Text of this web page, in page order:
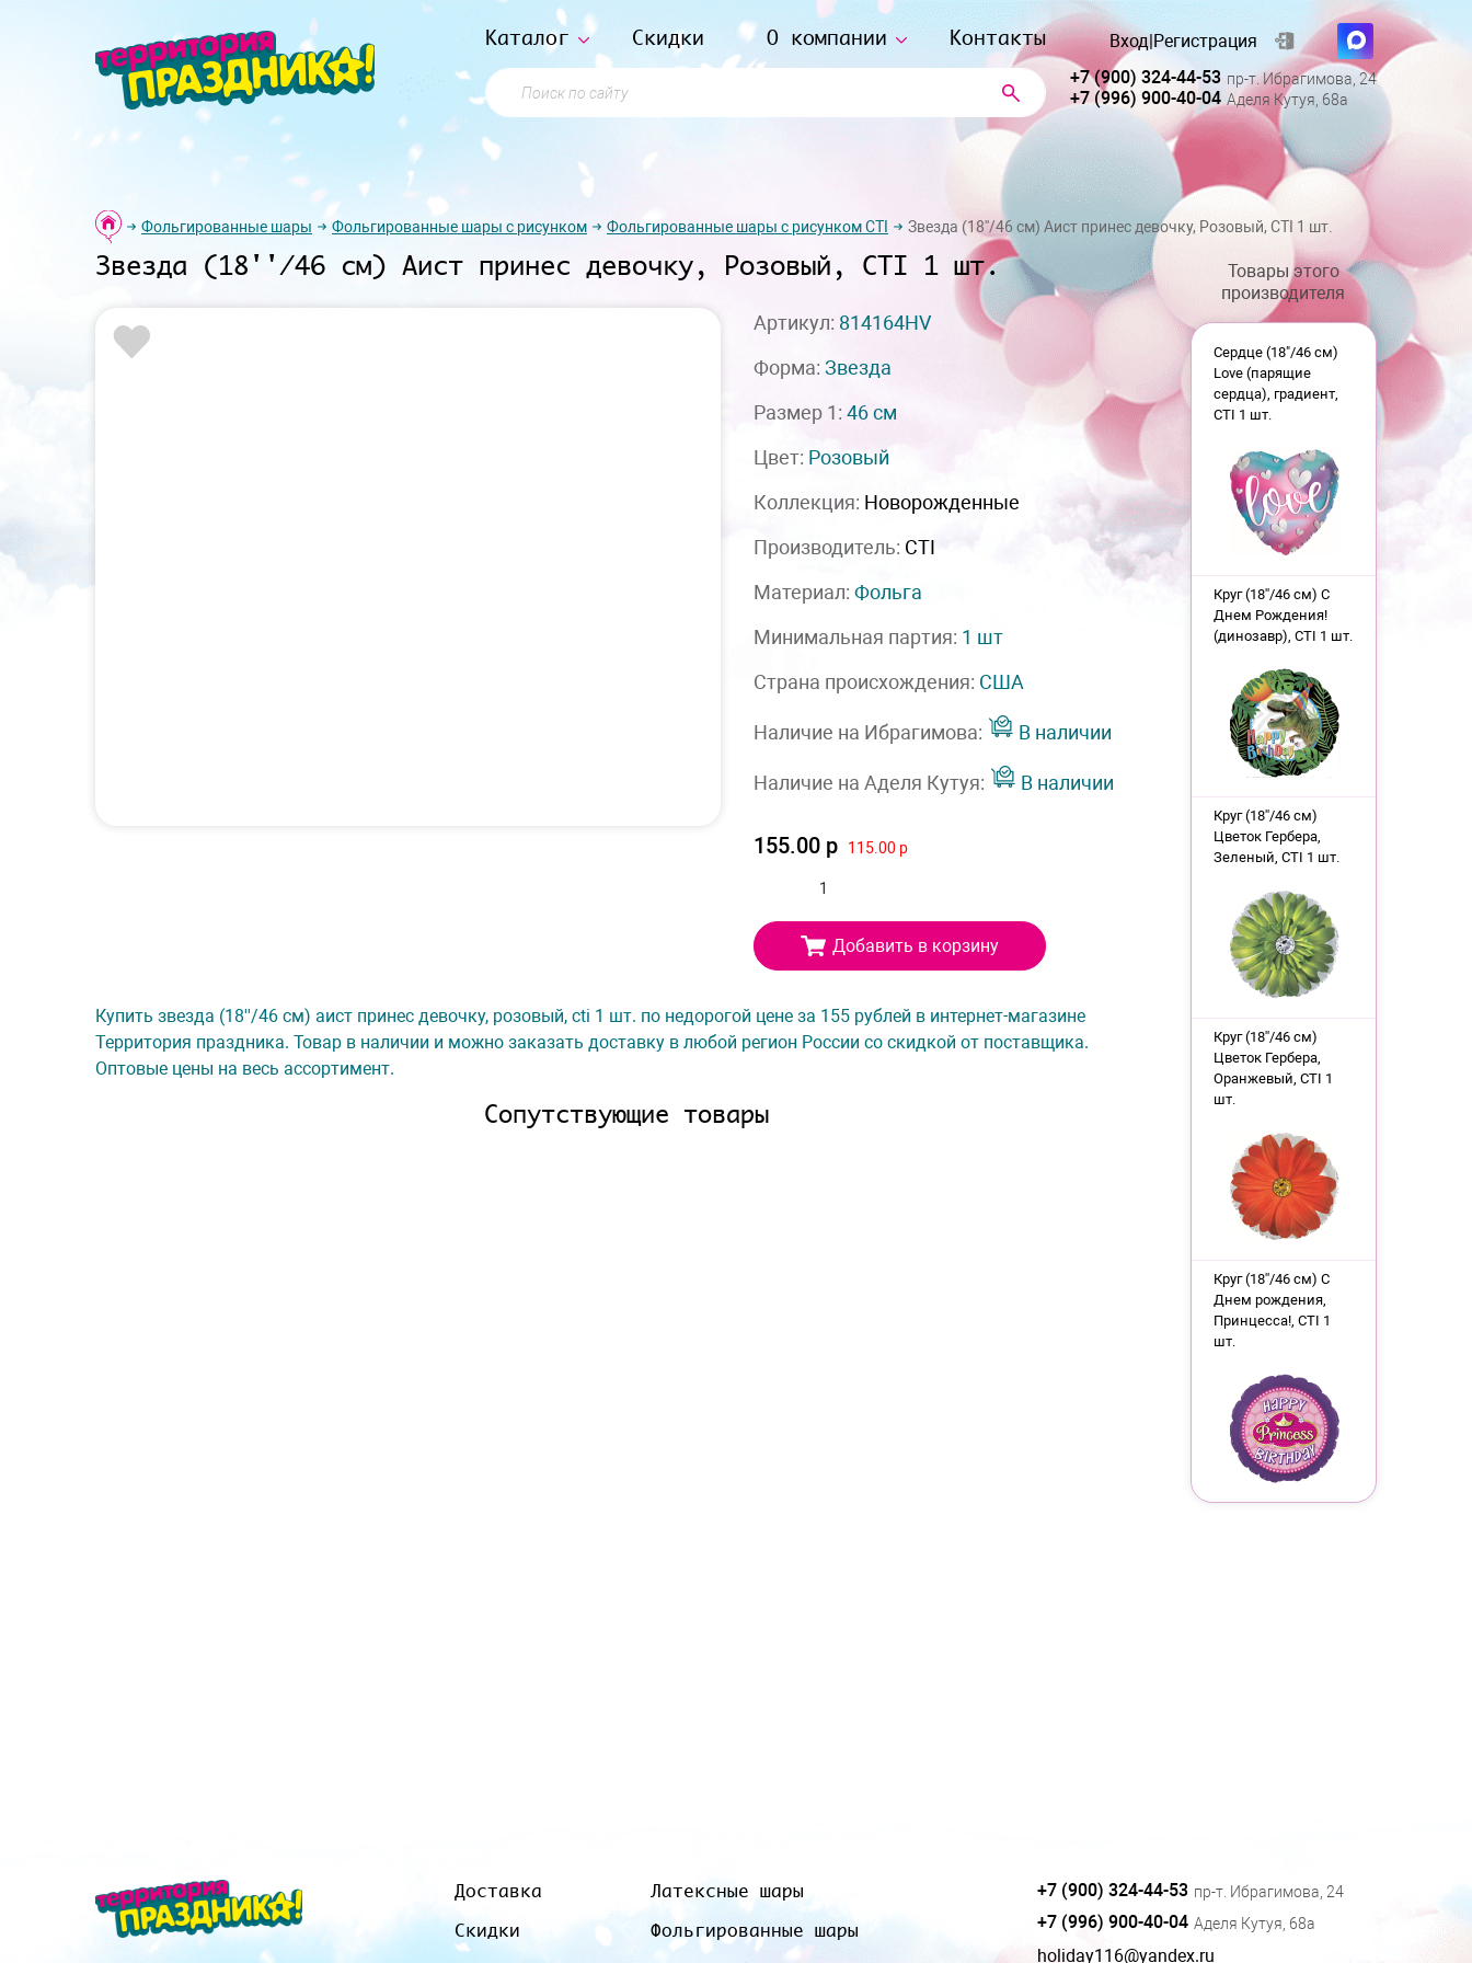
Каталог Скидки О компании Контакты
Поиск по сайту
Вход|Регистрация
+7 (900) 324-44-53 пр-т. Ибрагимова, 24
+7 (996) 900-40-04 Аделя Кутуя, 68а
Фольгированные шары Фольгированные шары с рисунком Фольгированные шары с рисунком СTI Звезда (18''/46 см) Аист принес девочку, Розовый, CTI 1 шт.
Звезда (18''/46 см) Аист принес девочку, Розовый, CTI 1 шт.
Артикул: 814164HV
Форма: Звезда
Размер 1: 46 см
Цвет: Розовый
Коллекция: Новорожденные
Производитель: CTI
Материал: Фольга
Минимальная партия: 1 шт
Страна происхождения: США
Наличие на Ибрагимова: В наличии
Наличие на Аделя Кутуя: В наличии
155.00 р 115.00 р
Добавить в корзину
Купить звезда (18''/46 см) аист принес девочку, розовый, cti 1 шт. по недорогой цене за 155 рублей в интернет-магазине
Территория праздника. Товар в наличии и можно заказать доставку в любой регион России со скидкой от поставщика.
Оптовые цены на весь ассортимент.
Сопутствующие товары
Товары этого
производителя
Сердце (18"/46 см)
Love (парящие
сердца), градиент,
CTI 1 шт.
Круг (18''/46 см) С
Днем Рождения!
(динозавр), CTI 1 шт.
Круг (18''/46 см)
Цветок Гербера,
Зеленый, CTI 1 шт.
Круг (18''/46 см)
Цветок Гербера,
Оранжевый, CTI 1
шт.
Круг (18''/46 см) С
Днем рождения,
Принцесса!, CTI 1
шт.
Доставка
Скидки
Латексные шары
Фольгированные шары
+7 (900) 324-44-53 пр-т. Ибрагимова, 24
+7 (996) 900-40-04 Аделя Кутуя, 68а
holiday116@yandex.ru